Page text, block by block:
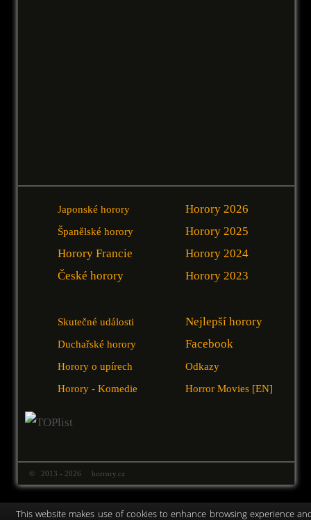
Japonské horory
Španělské horory
Horory Francie
České horory
Horory 2026
Horory 2025
Horory 2024
Horory 2023
Skutečné události
Duchařské horory
Horory o upírech
Horory - Komedie
Nejlepší horory
Facebook
Odkazy
Horror Movies [EN]
© 2013 - 2026 horrory.cz
This website makes use of cookies to enhance browsing experience